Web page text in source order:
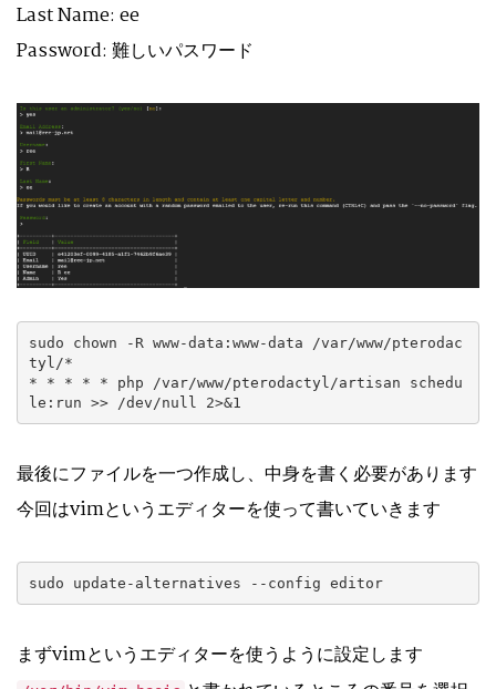
Last Name: ee
Password: 難しいパスワード
sudo chown -R www-data:www-data /var/www/pterodac
tyl/*
* * * * * php /var/www/pterodactyl/artisan schedu
le:run >> /dev/null 2>&1
最後にファイルを一つ作成し、中身を書く必要があります
今回はvimというエディターを使って書いていきます
sudo update-alternatives --config editor
まずvimというエディターを使うように設定します